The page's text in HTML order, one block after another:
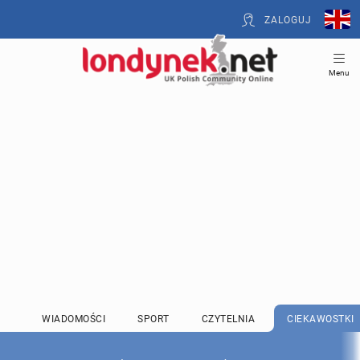
ZALOGUJ
Menu
WIADOMOŚCI SPORT CZYTELNIA CIEKAWOSTKI